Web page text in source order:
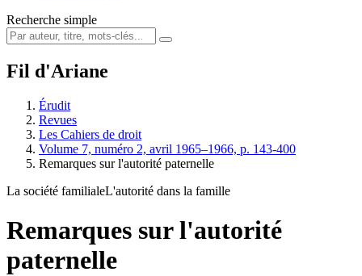
Recherche simple
Fil d'Ariane
Érudit
Revues
Les Cahiers de droit
Volume 7, numéro 2, avril 1965–1966, p. 143-400
Remarques sur l'autorité paternelle
La société familialeL'autorité dans la famille
Remarques sur l'autorité
paternelle